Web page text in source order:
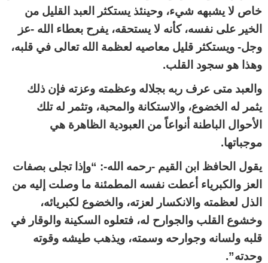
خاص لا يشبهه شيء، وحينئذ يستكثر العبد القليل من
الخير على نفسه، كأنه لا يستحقه، يفرح بعطاء الله -عز
وجل- ويستكثر قليل معاصيه لعظمة الله تعالى في قلبه،
وهذا هو سجود القلب.
والعبد متى عرف ربه بجلاله وعظمته وعزته فإن ذلك
يثمر له الخضوع، والاستكانة والمحبة، وتثمر له تلك
الأحوال الباطنة أنواعاً من العبودية الظاهرة هي
موجباتها.
يقول الحافظ ابن القيم -رحمه الله-: “وإذا تجلى بصفات
العز والكبرياء أعطت نفسه المطمئنة ما وصلت إليه من
الذل لعظمته والانكسار لعزته، والخضوع لكبريائه،
وخشوع القلب والجوارح له، فتعلوه السكينة والوقار في
قلبه ولسانه وجوارحه وسمته، ويذهب طيشه وقوته
وحدته”.